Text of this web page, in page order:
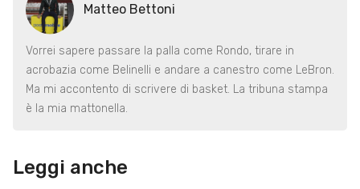
Matteo Bettoni
Vorrei sapere passare la palla come Rondo, tirare in
acrobazia come Belinelli e andare a canestro come LeBron.
Ma mi accontento di scrivere di basket. La tribuna stampa
è la mia mattonella.
Leggi anche